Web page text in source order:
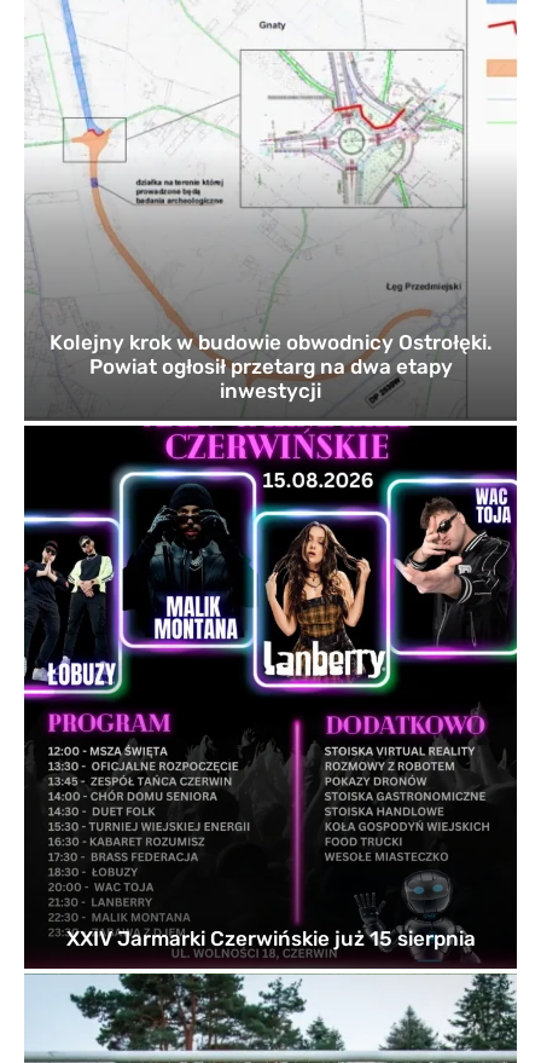
Kolejny krok w budowie obwodnicy Ostrołęki.
Powiat ogłosił przetarg na dwa etapy
inwestycji
XXIV Jarmarki Czerwińskie już 15 sierpnia